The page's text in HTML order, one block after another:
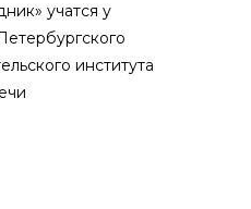
учатся у
института